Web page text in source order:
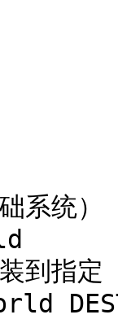
系统）
装到指